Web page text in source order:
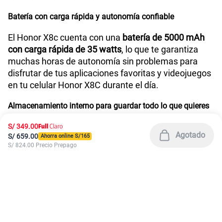
América Móvil Perú S.A.C. | RUC 20467534026
Todos los derechos reservados 2026
Términos y condiciones de la web |
Condiciones de garantía de equipos|
Política de Privacidad| Derechos ARCO|
Sistema de consultas Tarifarias|Neutralidad de Red